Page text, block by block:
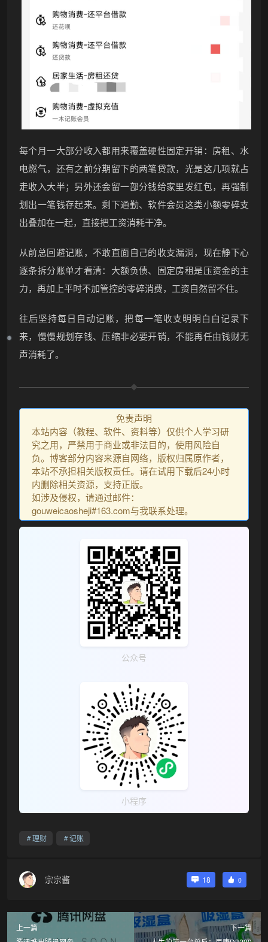
每个月一大部分收入都用来覆盖硬性固定开销：房租、水
电燃气，还有之前分期留下的两笔贷款，光是这几项就占
走收入大半；另外还会留一部分钱给家里发红包，再强制
划出一笔钱存起来。剩下通勤、软件会员这类小额零碎支
出叠加在一起，直接把工资消耗干净。
从前总回避记账，不敢直面自己的收支漏洞，现在静下心
逐条拆分账单才看清：大额负债、固定房租是压资金的主
力，再加上平时不加管控的零碎消费，工资自然留不住。
往后坚持每日自动记账，把每一笔收支明明白白记录下
来，慢慢规划存钱、压缩非必要开销，不能再任由钱财无
声消耗了。
免责声明
本站内容（教程、软件、资料等）仅供个人学习研
究之用，严禁用于商业或非法目的，使用风险自
负。博客部分内容来源自网络，版权归属原作者，
本站不承担相关版权责任。请在试用下载后24小时
内删除相关资源，支持正版。
如涉及侵权，请通过邮件：
gouweicaosheji#163.com与我联系处理。
公众号
小程序
理财 记账
宗宗酱 18 0
上一篇
下一篇